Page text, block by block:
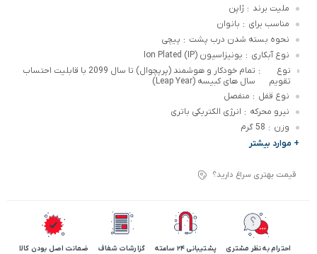
ملیت برند : ژاپن
مناسب برای : بانوان
نحوه بسته شدن درب پشت : پیچی
نوع آبکاری : یونیزاسیون (Ion Plated (IP
نوع
تقویم
:
تمام خودکار و هوشمند (پرپچوال) تا سال 2099 با قابلیت احتساب
سال های کبیسه (Leap Year)
نوع قفل : منفصل
نیرو محرکه : انرژی الکتریکی باتری
وزن : 58 گرم
+ موارد بیشتر
قیمت بهتری سراغ دارید؟
احترام به نظر مشتری پشتیبانی 24 ساعته گزارشات شفاف ضمانت اصل بودن کالا